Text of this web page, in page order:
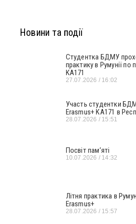
Новини та події
Студентка БДМУ
практику в Румунії по
KA171
27.07.2026 16:02
Участь студентки
Erasmus+ KA171 в
28.07.2026 15:51
Посвіт пам’яті
10.07.2026 14:32
Літня практика в
Erasmus+
28.07.2026 15:57